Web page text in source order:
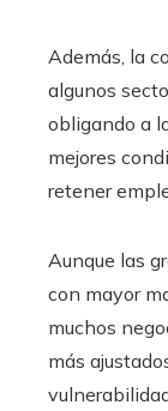
Además, la
algunos
obligando a
mejores
retener
Aunque las
con mayor
muchos
más